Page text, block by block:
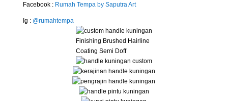
Facebook : Rumah Tempa by Saputra Art
Ig : @rumahtempa
Finishing Brushed Hairline
Coating Semi Doff